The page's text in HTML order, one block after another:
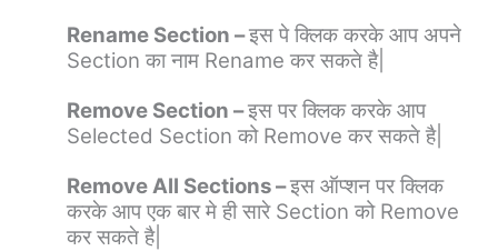
Rename Section –इस पे क्लिक करके आप अपने
Section का नाम Rename कर सकते है|
Remove Section –इस पर क्लिक करके आप
Selected Section को Remove कर सकते है|
Remove All Sections –इस ऑप्शन पर क्लिक
करके आप एक बार मे ही सारे Section को Remove
कर सकते है|